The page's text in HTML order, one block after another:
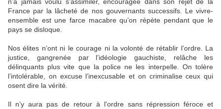
France par la lâcheté de nos gouvernants successifs. Le vivre-
ensemble est une farce macabre qu’on répète pendant que le
pays se disloque.
Nos élites n’ont ni le courage ni la volonté de rétablir l’ordre. La
justice, gangrenée par l’idéologie gauchiste, relâche les
délinquants plus vite que la police ne les interpelle. On tolère
l’intolérable, on excuse l’inexcusable et on criminalise ceux qui
osent dire la vérité.
Il n’y aura pas de retour à l'ordre sans répression féroce et